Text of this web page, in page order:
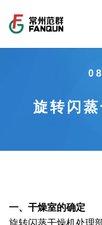
公司介绍
范群文化
回转圆筒干燥焙烧
制药行业
工程实验室
新闻中心
旋转闪
一、干燥室的确定
旋转闪蒸干燥机处理